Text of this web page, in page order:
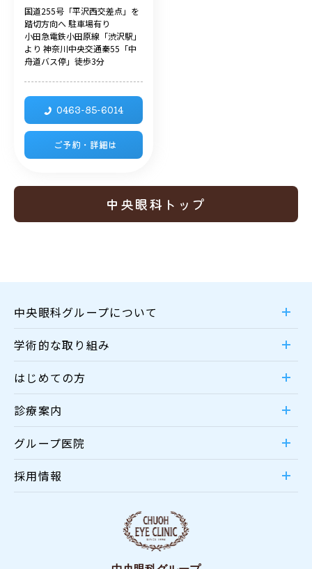
国道255号「平沢西交差点」を
踏切方向へ 駐車場有り
小田急電鉄小田原線「渋沢駅」
より 神奈川中央交通秦55「中
舟道バス停」徒歩3分
0463-85-6014
ご予約・詳細は
中央眼科トップ
中央眼科グループについて
学術的な取り組み
はじめての方
診療案内
グループ医院
採用情報